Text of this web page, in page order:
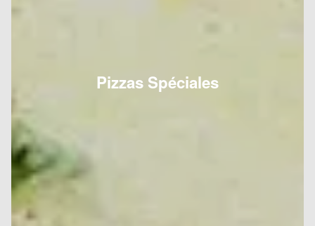
Pizzas Spéciales